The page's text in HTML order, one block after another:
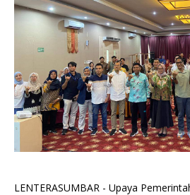
LENTERASUMBAR - Upaya